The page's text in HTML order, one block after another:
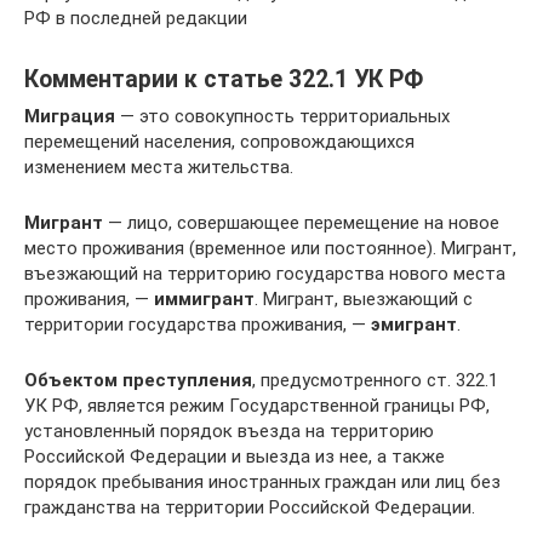
РФ в последней редакции
Комментарии к статье 322.1 УК РФ
Миграция — это совокупность территориальных
перемещений населения, сопровождающихся
изменением места жительства.
Мигрант — лицо, совершающее перемещение на новое
место проживания (временное или постоянное). Мигрант,
въезжающий на территорию государства нового места
проживания, — иммигрант. Мигрант, выезжающий с
территории государства проживания, — эмигрант.
Объектом преступления, предусмотренного ст. 322.1
УК РФ, является режим Государственной границы РФ,
установленный порядок въезда на территорию
Российской Федерации и выезда из нее, а также
порядок пребывания иностранных граждан или лиц без
гражданства на территории Российской Федерации.